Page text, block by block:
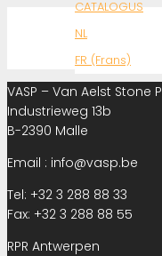
CATALOGUS
NL
FR (Frans)
VASP – Van Aelst Stone
Industrieweg 13b
B-2390 Malle
Email : info@vasp.be
Tel: +32 3 288 88 33
Fax: +32 3 288 88 55
RPR Antwerpen